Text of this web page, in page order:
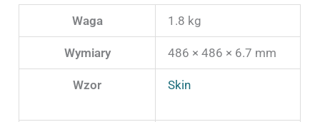
Waga 1.8 kg
Wymiary 486 × 486 × 6.7 mm
Wzor Skin